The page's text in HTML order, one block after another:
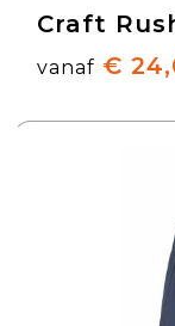
Craft
vanaf €